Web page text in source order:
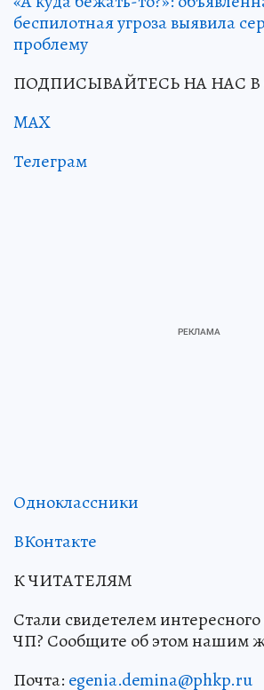
беспилотная угроза выявила
проблему
ПОДПИСЫВАЙТЕСЬ НА НАС В
MAX
Телеграм
Одноклассники
ВКонтакте
К ЧИТАТЕЛЯМ
Стали свидетелем
ЧП? Сообщите об этом нашим
Почта: egenia.demina@phkp.ru